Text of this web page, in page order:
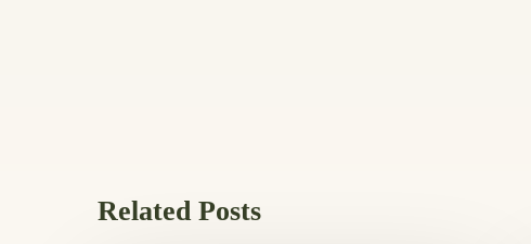
Related Posts